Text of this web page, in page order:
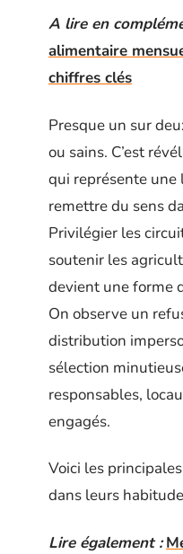
A lire en
alimentaire
chiffres clés
Presque un sur
ou sains. C’est
qui représente
remettre du sens
Privilégier les
soutenir les
devient une forme
On observe un
distribution
sélection
responsables,
engagés.
Voici les
dans leurs
Lire également :